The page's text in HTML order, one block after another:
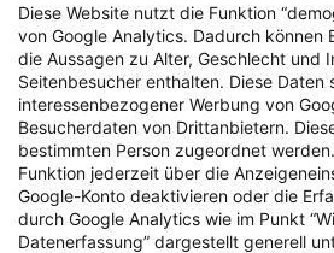
Diese Website nutzt die Funktion
von Google Analytics. Dadurch können
die Aussagen zu Alter, Geschlecht und
Seitenbesucher enthalten. Diese Daten
interessenbezogener Werbung von
Besucherdaten von Drittanbietern.
bestimmten Person zugeordnet
Funktion jederzeit über die
Google-Konto deaktivieren oder die
durch Google Analytics wie im Punkt
Datenerfassung” dargestellt generell